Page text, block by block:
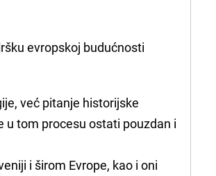
evropskoj budućnosti
već pitanje historijske
u tom procesu ostati pouzdan i
i širom Evrope, kao i oni